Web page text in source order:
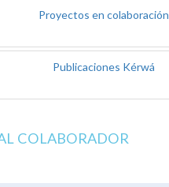
Proyectos en colaboración
Publicaciones Kérwá
COLABORADOR